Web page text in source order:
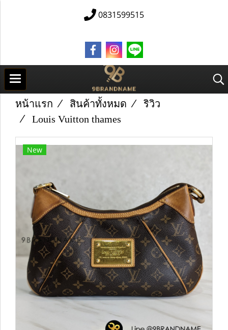
0831599515
หน้าแรก สินค้าทั้งหมด
ริวิว
Louis Vuitton thames
New